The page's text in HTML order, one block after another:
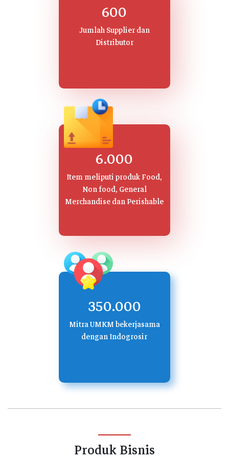
600
Jumlah Supplier dan
Distributor
6.000
Item meliputi produk Food,
Non food, General
Merchandise dan Perishable
350.000
Mitra UMKM bekerjasama
dengan Indogrosir
Produk Bisnis